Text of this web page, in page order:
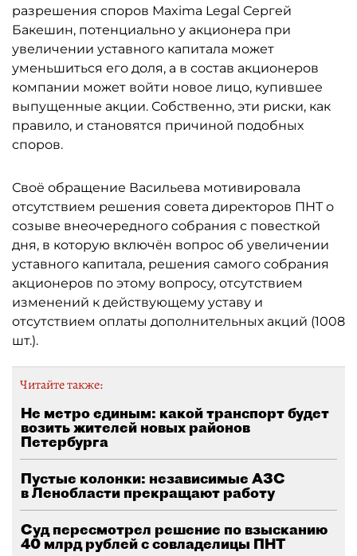
разрешения споров Maxima Legal Сергей
Бакешин, потенциально у акционера при
увеличении уставного капитала может
уменьшиться его доля, а в состав акционеров
компании может войти новое лицо, купившее
выпущенные акции. Собственно, эти риски, как
правило, и становятся причиной подобных
споров.
Своё обращение Васильева мотивировала
отсутствием решения совета директоров ПНТ о
созыве внеочередного собрания с повесткой
дня, в которую включён вопрос об увеличении
уставного капитала, решения самого собрания
акционеров по этому вопросу, отсутствием
изменений к действующему уставу и
отсутствием оплаты дополнительных акций (1008
шт.).
Читайте также:
Не метро единым: какой транспорт будет
возить жителей новых районов
Петербурга
Пустые колонки: независимые АЗС
в Ленобласти прекращают работу
Суд пересмотрел решение по взысканию
40 млрд рублей с совладелицы ПНТ